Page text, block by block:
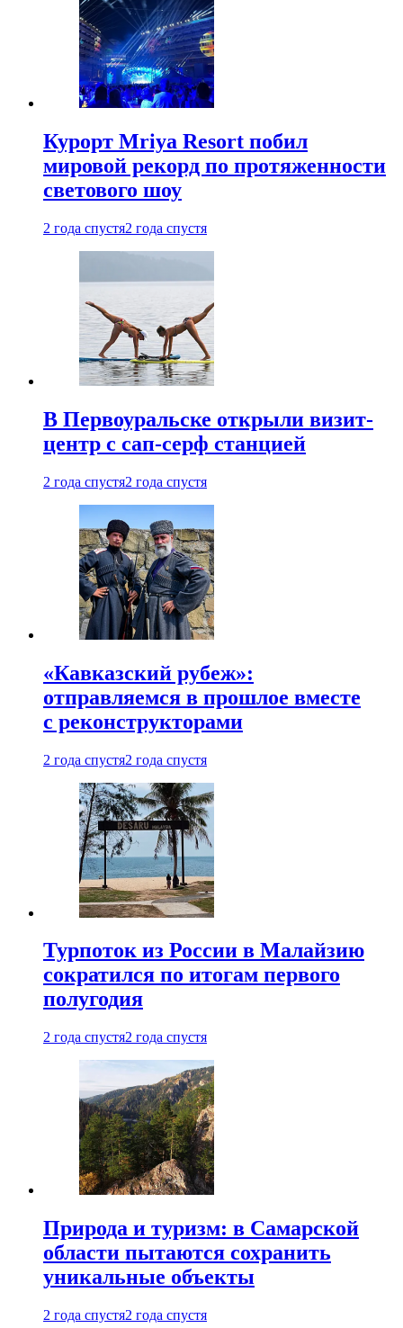
Курорт Mriya Resort побил
мировой рекорд по протяженности
светового шоу
2 года спустя2 года спустя
В Первоуральске открыли визит-
центр с сап-серф станцией
2 года спустя2 года спустя
«Кавказский рубеж»:
отправляемся в прошлое вместе
с реконструкторами
2 года спустя2 года спустя
Турпоток из России в Малайзию
сократился по итогам первого
полугодия
2 года спустя2 года спустя
Природа и туризм: в Самарской
области пытаются сохранить
уникальные объекты
2 года спустя2 года спустя